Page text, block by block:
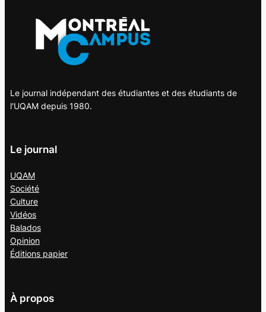
Le journal indépendant des étudiantes et des étudiants de
l'UQAM depuis 1980.
Le journal
UQAM
Société
Culture
Vidéos
Balados
Opinion
Éditions papier
À propos